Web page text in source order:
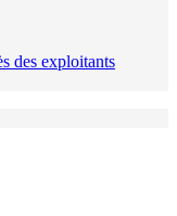
des exploitants